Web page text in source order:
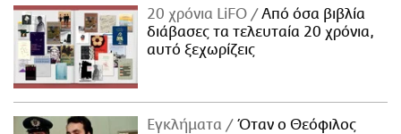
20 χρόνια LiFO
Από όσα βιβλία
διάβασες τα τελευταία 20 χρόνια,
αυτό ξεχωρίζεις
Εγκλήματα
Όταν ο Θεόφιλος